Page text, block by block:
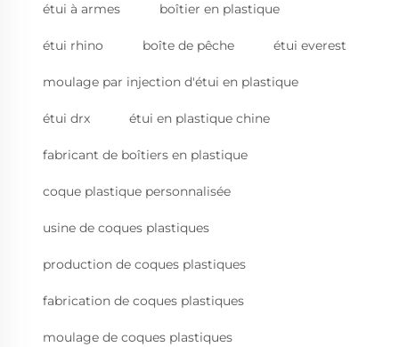
étui à armes boîtier en plastique
étui rhino boîte de pêche étui everest
moulage par injection d'étui en plastique
étui drx étui en plastique chine
fabricant de boîtiers en plastique
coque plastique personnalisée
usine de coques plastiques
production de coques plastiques
fabrication de coques plastiques
moulage de coques plastiques